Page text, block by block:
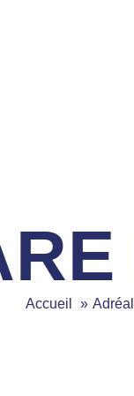
Accueil